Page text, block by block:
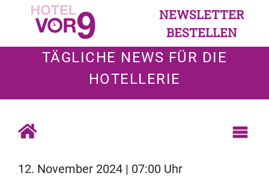
NEWSLETTER
BESTELLEN
TÄGLICHE NEWS FÜR DIE
HOTELLERIE
12. November 2024 | 07:00 Uhr